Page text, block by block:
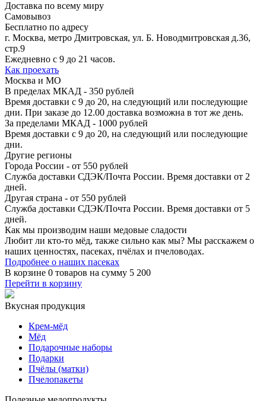
Доставка по всему миру
Самовывоз
Бесплатно по адресу
г. Москва, метро Дмитровская, ул. Б. Новодмитровская д.36,
стр.9
Ежедневно с 9 до 21 часов.
Как проехать
Москва и МО
В пределах МКАД - 350 рублей
Время доставки с 9 до 20, на следующий или последующие
дни. При заказе до 12.00 доставка возможна в тот же день.
За пределами МКАД - 1000 рублей
Время доставки с 9 до 20, на следующий или последующие
дни.
Другие регионы
Города России - от 550 рублей
Служба доставки СДЭК/Почта России. Время доставки от 2
дней.
Другая страна - от 550 рублей
Служба доставки СДЭК/Почта России. Время доставки от 5
дней.
Как мы производим наши медовые сладости
Любит ли кто-то мёд, также сильно как мы? Мы расскажем о
наших ценностях, пасеках, пчёлах и пчеловодах.
Подробнее о наших пасеках
В корзине 0 товаров на сумму 5 200
Перейти в корзину
Вкусная продукция
Крем-мёд
Мёд
Подарочные наборы
Подарки
Пчёлы (матки)
Пчелопакеты